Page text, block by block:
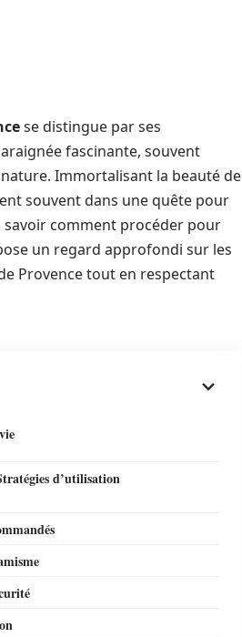
se distingue par ses
fascinante, souvent
Immortalisant la beauté de
souvent dans une quête pour
savoir comment procéder pour
un regard approfondi sur les
Provence tout en respectant
d’utilisation